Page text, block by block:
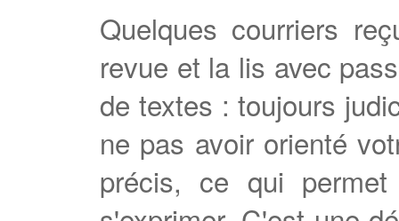
Quelques courriers
revue et la lis avec
de textes : toujours
ne pas avoir orienté
précis, ce qui